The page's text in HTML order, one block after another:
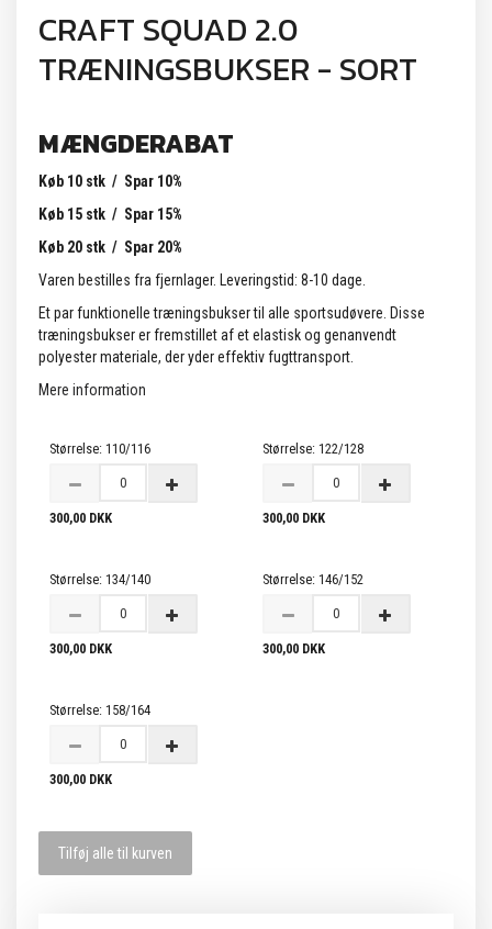
CRAFT SQUAD 2.0
TRÆNINGSBUKSER - SORT
MÆNGDERABAT
Køb 10 stk / Spar 10%
Køb 15 stk / Spar 15%
Køb 20 stk / Spar 20%
Varen bestilles fra fjernlager. Leveringstid: 8-10 dage.
Et par funktionelle træningsbukser til alle sportsudøvere. Disse
træningsbukser er fremstillet af et elastisk og genanvendt
polyester materiale, der yder effektiv fugttransport.
Mere information
Størrelse: 110/116
300,00 DKK
Størrelse: 122/128
300,00 DKK
Størrelse: 134/140
300,00 DKK
Størrelse: 146/152
300,00 DKK
Størrelse: 158/164
300,00 DKK
Tilføj alle til kurven